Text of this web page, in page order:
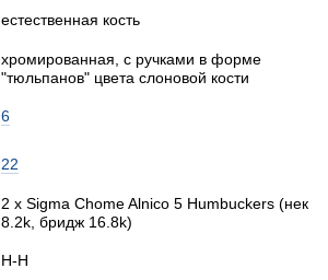
естественная кость
хромированная, с ручками в форме
"тюльпанов" цвета слоновой кости
6
22
2 x Sigma Chome Alnico 5 Humbuckers (нек
8.2k, бридж 16.8k)
H-H